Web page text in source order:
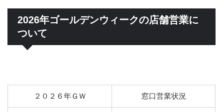
2026年ゴールデンウィークの店舗営業に
ついて
２０２６年ＧＷ 窓口営業状況